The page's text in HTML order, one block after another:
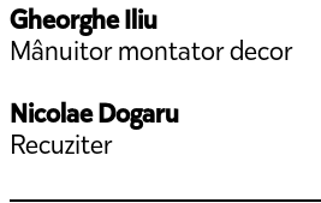
Gheorghe Iliu
Mânuitor montator decor
Nicolae Dogaru
Recuziter